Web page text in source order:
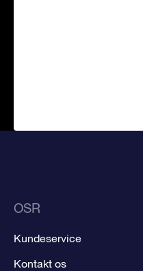
OSR
Kundeservice
Kontakt os